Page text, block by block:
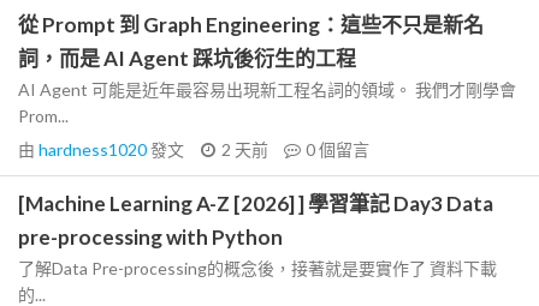
從 Prompt 到 Graph Engineering：這些不只是新名
詞，而是 AI Agent 踩坑後衍生的工程
AI Agent 可能是近年最容易出現新工程名詞的領域。 我們才剛學會
Prom...
由 hardness1020發文 2 天前 0個留言
[Machine Learning A-Z [2026] ] 學習筆記 Day3 Data
pre-processing with Python
了解Data Pre-processing的概念後，接著就是要實作了 資料下載
的...